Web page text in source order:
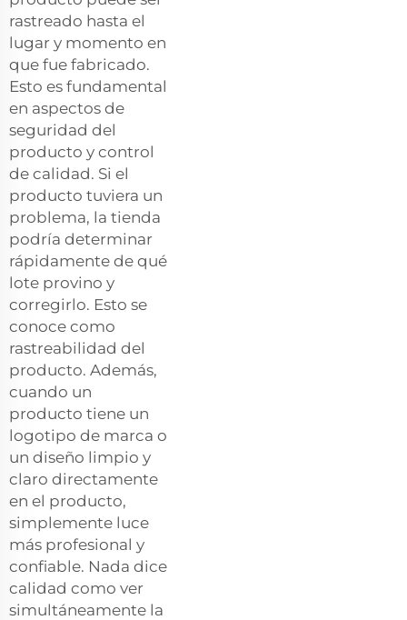
rastreado hasta el
lugar y momento en
que fue fabricado.
Esto es fundamental
en aspectos de
seguridad del
producto y control
de calidad. Si el
producto tuviera un
problema, la tienda
podría determinar
rápidamente de qué
lote provino y
corregirlo. Esto se
conoce como
rastreabilidad del
producto. Además,
cuando un
producto tiene un
logotipo de marca o
un diseño limpio y
claro directamente
en el producto,
simplemente luce
más profesional y
confiable. Nada dice
calidad como ver
simultáneamente la